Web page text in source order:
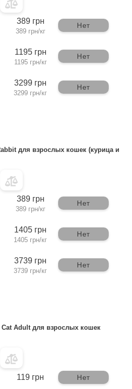
389 грн
389 грн/кг
Нет
1195 грн
1195 грн/кг
Нет
3299 грн
3299 грн/кг
Нет
для взрослых кошек (курица и
389 грн
389 грн/кг
Нет
1405 грн
1405 грн/кг
Нет
3739 грн
3739 грн/кг
Нет
Adult для взрослых кошек
119 грн Нет